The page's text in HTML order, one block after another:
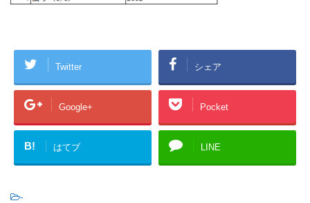
Twitter シェア
Google+ Pocket
B! はてブ LINE
-